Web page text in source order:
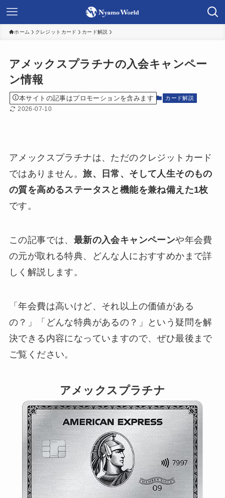
ホーム クレジットカード カード解説
アメックスプラチナの入会キャンペー
ン情報
本サイトの記事はプロモーションを含みます カード解説
2026-07-10
アメックスプラチナは、ただのクレジットカード
ではありません。旅、日常、そして人生そのもの
の質を高めるステータスと機能を兼ね備えた1枚
です。
この記事では、 最新の入会キャンペーンや年会費
の元が取れる特典、どんな人におすすめかまで詳
しく解説します。
「年会費は高いけど、それ以上の価値がある
の？」「どんな特典があるの？」という疑問を解
決できる内容になっていますので、ぜひ最後まで
ご覧ください。
アメックスプラチナ